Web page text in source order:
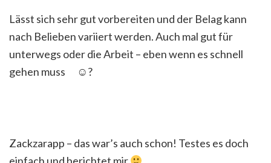
Lässt sich sehr gut vorbereiten und der Belag kann
nach Belieben variiert werden. Auch mal gut für
unterwegs oder die Arbeit – eben wenn es schnell
gehen muss
☺?
Zackzarapp – das war’s auch schon! Testes es doch